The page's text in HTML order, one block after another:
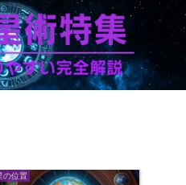
の位置